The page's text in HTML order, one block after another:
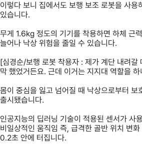
이렇다 보니 집에서도 보행 보조 로봇을 사용
있습니다.
무게 1.6kg 정도의 기기를 착용하면 하체 근
늘어나 낙상 위험을 줄일 수 있습니다.
[심경순/보행 로봇 착용자 : 제가 계단 내려갈
막 했었거든요. 근데 이거는 지지대 역할을
몸이 중심을 잃고 넘어질 때 낙상으로부터 보
출시됐습니다.
인공지능의 딥러닝 기술이 적용된 센서가 사
비일상적인 움직임 즉, 급격한 골반 위치 변
0.2초 안에 터집니다.